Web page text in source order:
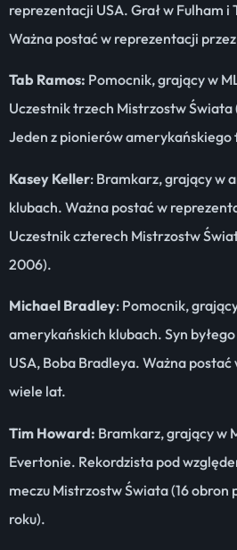
reprezentacji USA. Grał w Fulham
Ważna postać w reprezentacji
Tab Ramos: Pomocnik, grający w
Uczestnik trzech Mistrzostw Świata
Jeden z pionierów amerykańskiego
Kasey Keller: Bramkarz, grający w
klubach. Ważna postać w
Uczestnik czterech Mistrzostw
2006).
Michael Bradley: Pomocnik,
amerykańskich klubach. Syn
USA, Boba Bradleya. Ważna
wiele lat.
Tim Howard: Bramkarz, grający w
Evertonie. Rekordzista pod
meczu Mistrzostw Świata (16 obron
roku).